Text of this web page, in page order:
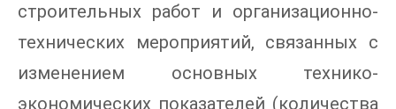
строительных работ и организационно-
технических мероприятий, связанных с
изменением основных технико-
экономических показателей (количества